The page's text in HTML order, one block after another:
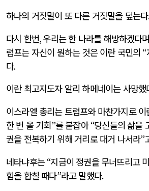
하나의 거짓말이 또 다른 거짓말을 덮는다
다시 한번,우리는 한 나라를 해방하겠다
럼프는 자신이 원하는 것은 이란 국민의 “
다.
이란 최고지도자 알리 하메네이는 사망했
이스라엘 총리는 트럼프와 마찬가지로
한 번 올 기회”를 붙잡아“당신들의 삶을
권을 전복하기 위해 거리로 대거 나서라”
네타냐후는“지금이 정권을 무너뜨리고
힘을 합칠 때다”라고 말했다.